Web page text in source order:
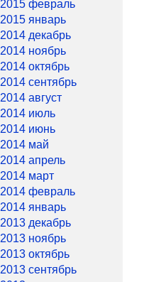
2015 февраль
2015 январь
2014 декабрь
2014 ноябрь
2014 октябрь
2014 сентябрь
2014 август
2014 июль
2014 июнь
2014 май
2014 апрель
2014 март
2014 февраль
2014 январь
2013 декабрь
2013 ноябрь
2013 октябрь
2013 сентябрь